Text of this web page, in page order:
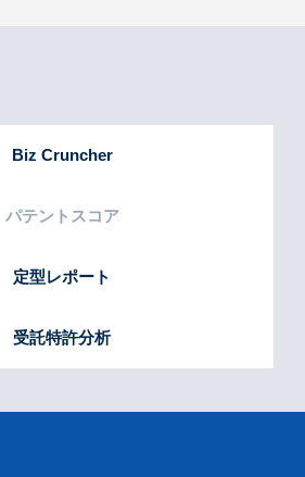
Biz Cruncher
パテントスコア
定型レポート
受託特許分析